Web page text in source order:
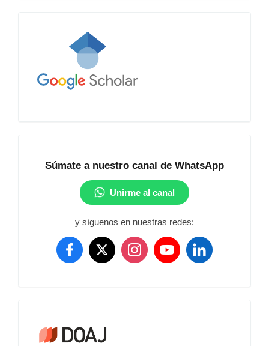
Google
Académico
Súmate a nuestro canal de WhatsApp
Unirme al canal
y síguenos en nuestras redes: